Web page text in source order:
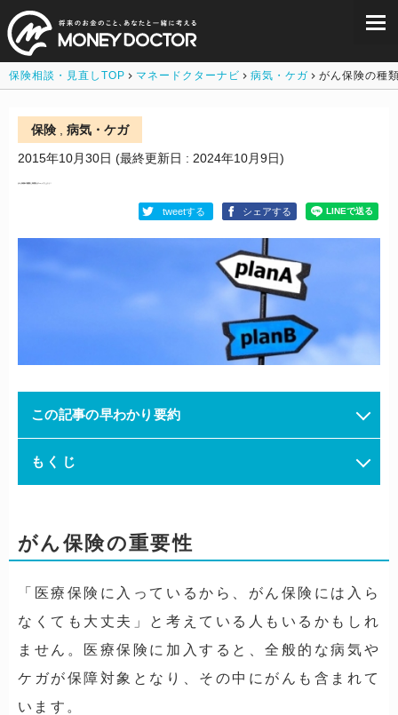
保険相談・見直しTOP マネードクターナビ 病気・ケガ がん保険の種
保険, 病気・ケガ
2015年10月30日 (最終更新日 : 2024年10月9日)
tweetする シェアする
この記事の早わかり要約
もくじ
がん保険の重要性
「医療保険に入っているから、がん保険には入ら
なくても大丈夫」と考えている人もいるかもしれ
ません。医療保険に加入すると、全般的な病気や
ケガが保障対象となり、その中にがんも含まれて
います。